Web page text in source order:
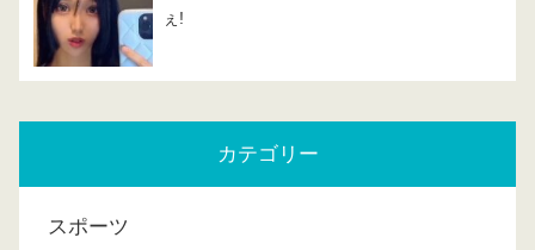
ぇ!
カテゴリー
スポーツ